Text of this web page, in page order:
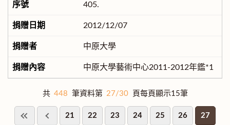
405.
2012/12/07
中原大學
中原大學藝術中心2011-2012年鑑*1
共 448 筆資料第 27/30 頁每頁顯示15筆
21 22 23 24 25 26 27